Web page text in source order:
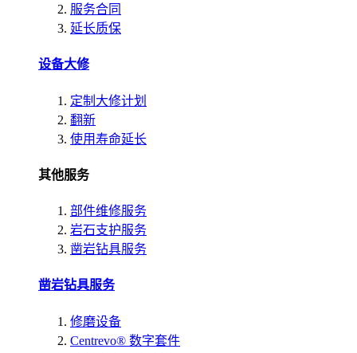
服务合同
延长质保
设备大修
定制大修计划
翻新
使用寿命延长
其他服务
部件维修服务
岩石支护服务
凿岩钻具服务
凿岩钻具服务
修磨设备
Centrevo® 数字套件